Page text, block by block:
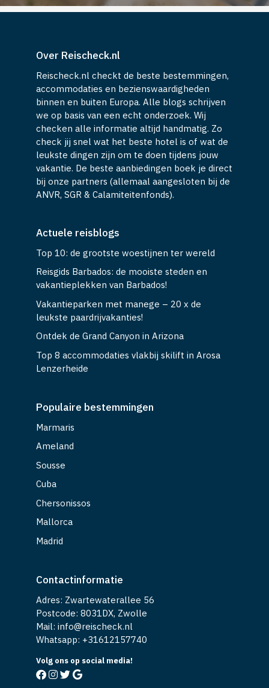
Over Reischeck.nl
Reischeck.nl checkt de beste bestemmingen,
accommodaties en bezienswaardigheden
binnen en buiten Europa. Alle blogs schrijven
we op basis van een echt onderzoek. Wij
checken alle informatie altijd handmatig. Zo
check jij snel wat het beste hotel is of wat de
leukste dingen zijn om te doen tijdens jouw
vakantie. De beste aanbiedingen boek je direct
bij onze partners (allemaal aangesloten bij de
ANVR, SGR & Calamiteitenfonds).
Actuele reisblogs
Top 10: de grootste woestijnen ter wereld
Reisgids Barbados: de mooiste steden en
vakantieplekken van Barbados!
Vakantieparken met manege – 20 x de
leukste paardrijvakanties!
Ontdek de Grand Canyon in Arizona
Top 8 accommodaties vlakbij skilift in Arosa
Lenzerheide
Populaire bestemmingen
Marmaris
Ameland
Sousse
Cuba
Chersonissos
Mallorca
Madrid
Contactinformatie
Adres: Zwartewaterallee 56
Postcode: 8031DX, Zwolle
Mail: info@reischeck.nl
Whatsapp: +31612157740
Volg ons op social media!